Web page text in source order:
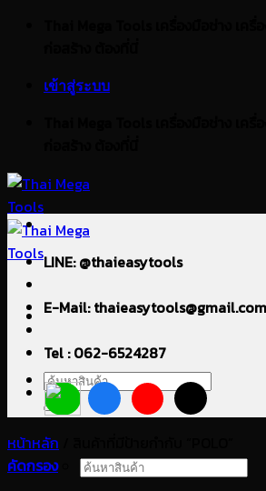
เข้าสู่ระบบ
ค้นหา:
ค้นหา:
LINE: @thaieasytools
E-Mail: thaieasytools@gmail.com
Tel : 062-6524287
หน้าหลัก
คัดกรอง